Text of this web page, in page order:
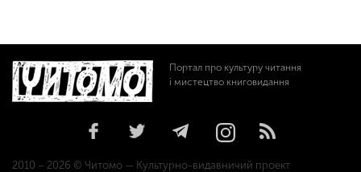
Портал про культуру читання
і мистецтво книговидання
2010 – 2026 © Читомо — Культурно-видавничий проект